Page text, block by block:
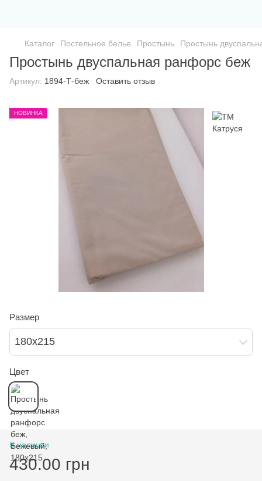
Каталог Постельное белье Простынь Простынь
Простынь двуспальная ранфорс беж
Артикул: 1894-Т-беж Оставить отзыв
НОВИНКА
Размер
180х215
Цвет
В наличии
430.00 грн